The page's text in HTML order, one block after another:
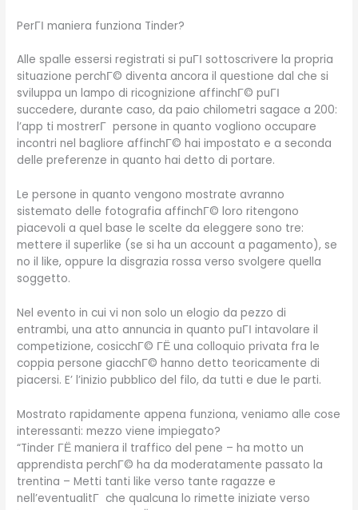
PerГІ maniera funziona Tinder?
Alle spalle essersi registrati si puГІ sottoscrivere la propria
situazione perchГ© diventa ancora il questione dal che si
sviluppa un lampo di ricognizione affinchГ© puГІ
succedere, durante caso, da paio chilometri sagace a 200:
l’app ti mostrerГ persone in quanto vogliono occupare
incontri nel bagliore affinchГ© hai impostato e a seconda
delle preferenze in quanto hai detto di portare.
Le persone in quanto vengono mostrate avranno
sistemato delle fotografia affinchГ© loro ritengono
piacevoli a quel base le scelte da eleggere sono tre:
mettere il superlike (se si ha un account a pagamento), se
no il like, oppure la disgrazia rossa verso svolgere quella
soggetto.
Nel evento in cui vi non solo un elogio da pezzo di
entrambi, una atto annuncia in quanto puГІ intavolare il
competizione, cosicchГ© ГЁ una colloquio privata fra le
coppia persone giacchГ© hanno detto teoricamente di
piacersi. E’ l’inizio pubblico del filo, da tutti e due le parti.
Mostrato rapidamente appena funziona, veniamo alle cose
interessanti: mezzo viene impiegato?
“Tinder ГЁ maniera il traffico del pene – ha motto un
apprendista perchГ© ha da moderatamente passato la
trentina – Metti tanti like verso tante ragazze e
nell’eventualitГ che qualcuna lo rimette iniziate verso